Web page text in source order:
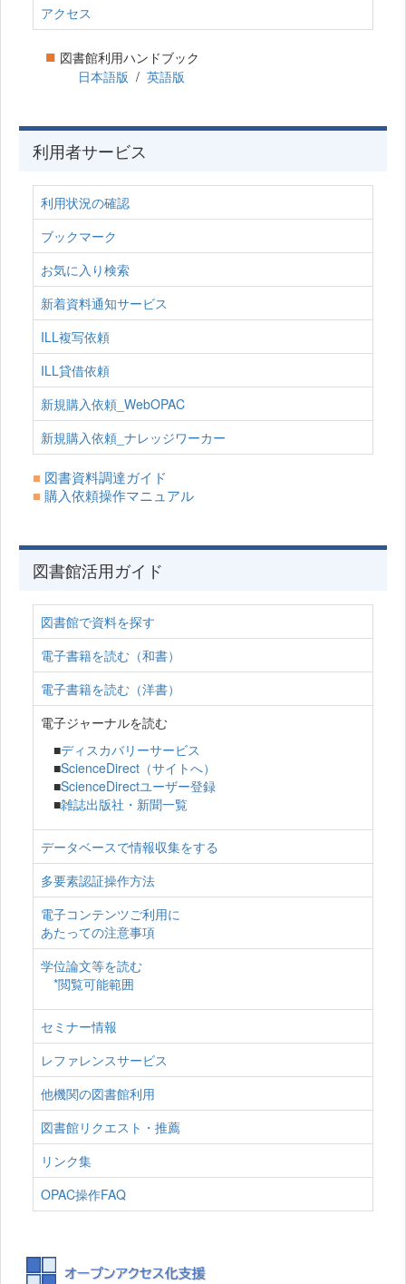
アクセス
■ 図書館利用ハンドブック
日本語版 / 英語版
利用者サービス
利用状況の確認
ブックマーク
お気に入り検索
新着資料通知サービス
ILL複写依頼
ILL貸借依頼
新規購入依頼_WebOPAC
新規購入依頼_ナレッジワーカー
■ 図書資料調達ガイド
■購入依頼操作マニュアル
図書館活用ガイド
図書館で資料を探す
電子書籍を読む（和書）
電子書籍を読む（洋書）
電子ジャーナルを読む
■ディスカバリーサービス
■ScienceDirect（サイトへ）
■ScienceDirectユーザー登録
■雑誌出版社・新聞一覧
データベースで情報収集をする
多要素認証操作方法
電子コンテンツご利用に
あたっての注意事項
学位論文等を読む
*閲覧可能範囲
セミナー情報
レファレンスサービス
他機関の図書館利用
図書館リクエスト・推薦
リンク集
OPAC操作FAQ